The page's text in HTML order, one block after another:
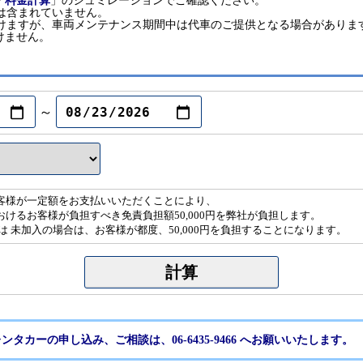
まれていません。
すが、車両メンテナンス期間中は代車のご提供となる場合がありま
せん。
～
が一定額をお支払いいただくことにより、
るお客様が負担すべき免責負担額50,000円を弊社が負担します。
未加入の場合は、お客様が都度、50,000円を負担することになります。
タカーの申し込み、ご相談は、06-6435-9466 へお願いいたします。